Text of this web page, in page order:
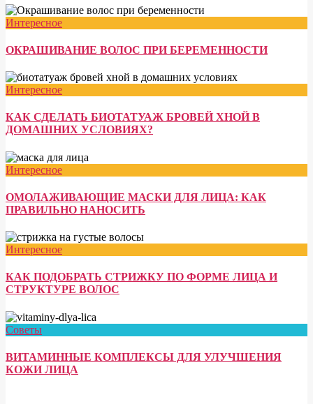
Интересное
ОКРАШИВАНИЕ ВОЛОС ПРИ БЕРЕМЕННОСТИ
Интересное
КАК СДЕЛАТЬ БИОТАТУАЖ БРОВЕЙ ХНОЙ В
ДОМАШНИХ УСЛОВИЯХ?
Интересное
ОМОЛАЖИВАЮЩИЕ МАСКИ ДЛЯ ЛИЦА: КАК
ПРАВИЛЬНО НАНОСИТЬ
Интересное
КАК ПОДОБРАТЬ СТРИЖКУ ПО ФОРМЕ ЛИЦА И
СТРУКТУРЕ ВОЛОС
Советы
ВИТАМИННЫЕ КОМПЛЕКСЫ ДЛЯ УЛУЧШЕНИЯ
КОЖИ ЛИЦА